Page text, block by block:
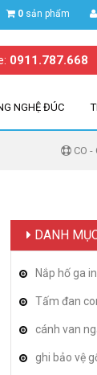
0 sản phẩm
0911.787.668
NGHỆ ĐÚC
CO -
DANH
Nắp hố ga
Tấm đan
cánh van
ghi bảo vệ